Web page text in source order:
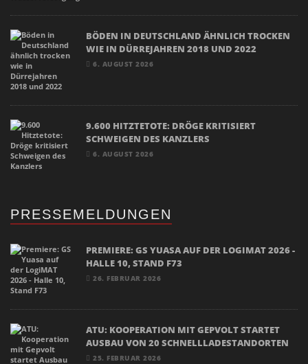
BÖDEN IN DEUTSCHLAND ÄHNLICH TROCKEN
WIE IN DÜRREJAHREN 2018 UND 2022
6. AUGUST 2026
9.600 HITZTETOTE: DRÖGE KRITISIERT
SCHWEIGEN DES KANZLERS
6. AUGUST 2026
PRESSEMELDUNGEN
PREMIERE: GS YUASA AUF DER LOGIMAT 2026 -
HALLE 10, STAND F73
26. FEBRUAR 2026
ATU: KOOPERATION MIT GEPVOLT STARTET
AUSBAU VON 20 SCHNELLLADESTANDORTEN
25. FEBRUAR 2026